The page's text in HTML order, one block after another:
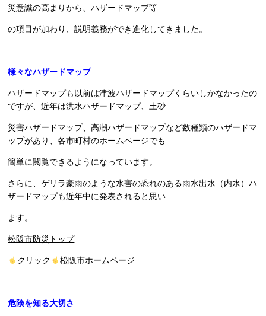
災意識の高まりから、ハザードマップ等
の項目が加わり、説明義務ができ進化してきました。
様々なハザードマップ
ハザードマップも以前は津波ハザードマップくらいしかなかったの
ですが、近年は洪水ハザードマップ、土砂
災害ハザードマップ、高潮ハザードマップなど数種類のハザードマ
ップがあり、各市町村のホームページでも
簡単に閲覧できるようになっています。
さらに、ゲリラ豪雨のような水害の恐れのある雨水出水（内水）ハ
ザードマップも近年中に発表されると思い
ます。
松阪市防災トップ
クリック 松阪市ホームページ
危険を知る大切さ